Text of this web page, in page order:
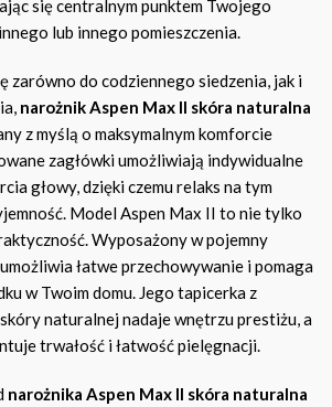
się centralnym punktem Twojego
lub innego pomieszczenia.
zarówno do codziennego siedzenia, jak i
narożnik Aspen Max II skóra naturalna
z myślą o maksymalnym komforcie
zagłówki umożliwiają indywidualne
głowy, dzięki czemu relaks na tym
Model Aspen Max II to nie tylko
Wyposażony w pojemny
łatwe przechowywanie i pomaga
w Twoim domu. Jego tapicerka z
naturalnej nadaje wnętrzu prestiżu, a
trwałość i łatwość pielęgnacji.
narożnika Aspen Max II skóra naturalna